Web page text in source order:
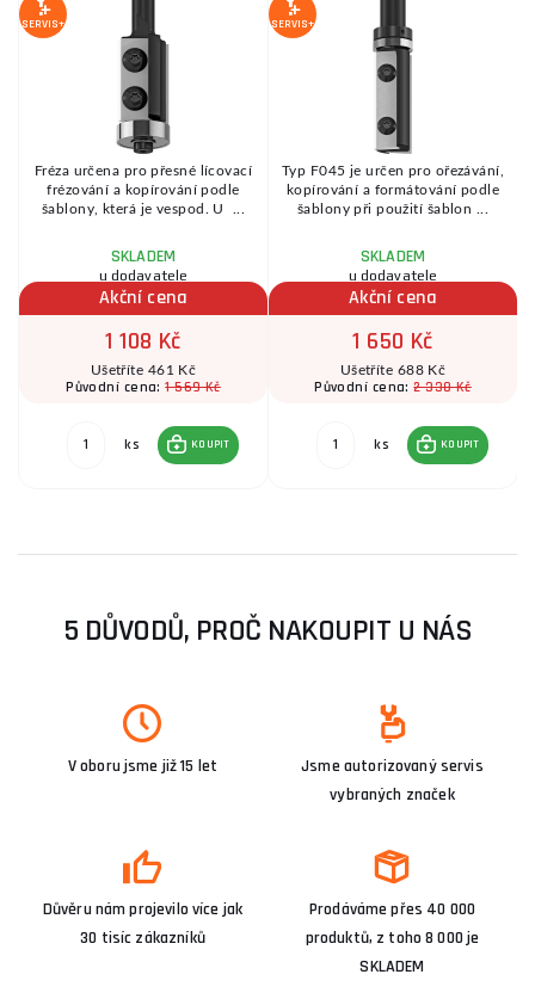
SERVIS+
Fréza určena pro přesné lícovací
frézování a kopírování podle
šablony, která je vespod. U ...
SKLADEM
u dodavatele
Akční cena
1 108 Kč
Ušetříte 461 Kč
Původní cena:1 569 Kč
ks KOUPIT
SERVIS+
Typ F045 je určen pro ořezávání,
kopírování a formátování podle
šablony při použití šablon ...
SKLADEM
u dodavatele
Akční cena
1 650 Kč
Ušetříte 688 Kč
Původní cena:2 338 Kč
ks KOUPIT
5 DŮVODŮ, PROČ NAKOUPIT U NÁS
V oboru jsme již 15 let
Jsme autorizovaný servis
vybraných značek
Důvěru nám projevilo více jak
30 tisíc zákazníků
Prodáváme přes 40 000
produktů, z toho 8 000 je
SKLADEM